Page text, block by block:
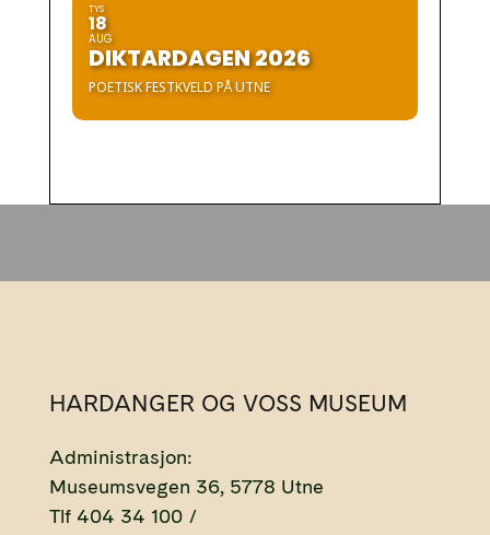
TYS
18
AUG
DIKTARDAGEN 2026
POETISK FESTKVELD PÅ UTNE
HARDANGER OG VOSS MUSEUM
Administrasjon:
Museumsvegen 36, 5778 Utne
Tlf 404 34 100 /